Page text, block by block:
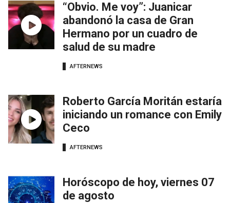
“Obvio. Me voy”: Juanicar
abandonó la casa de Gran
Hermano por un cuadro de
salud de su madre
AFTERNEWS
Roberto García Moritán estaría
iniciando un romance con Emily
Ceco
AFTERNEWS
Horóscopo de hoy, viernes 07
de agosto